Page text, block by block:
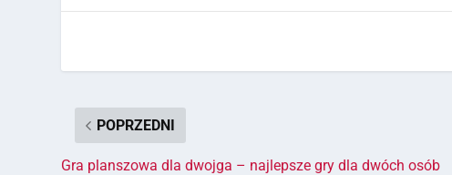
POPRZEDNI
Gra planszowa dla dwojga – najlepsze gry dla dwóch osób